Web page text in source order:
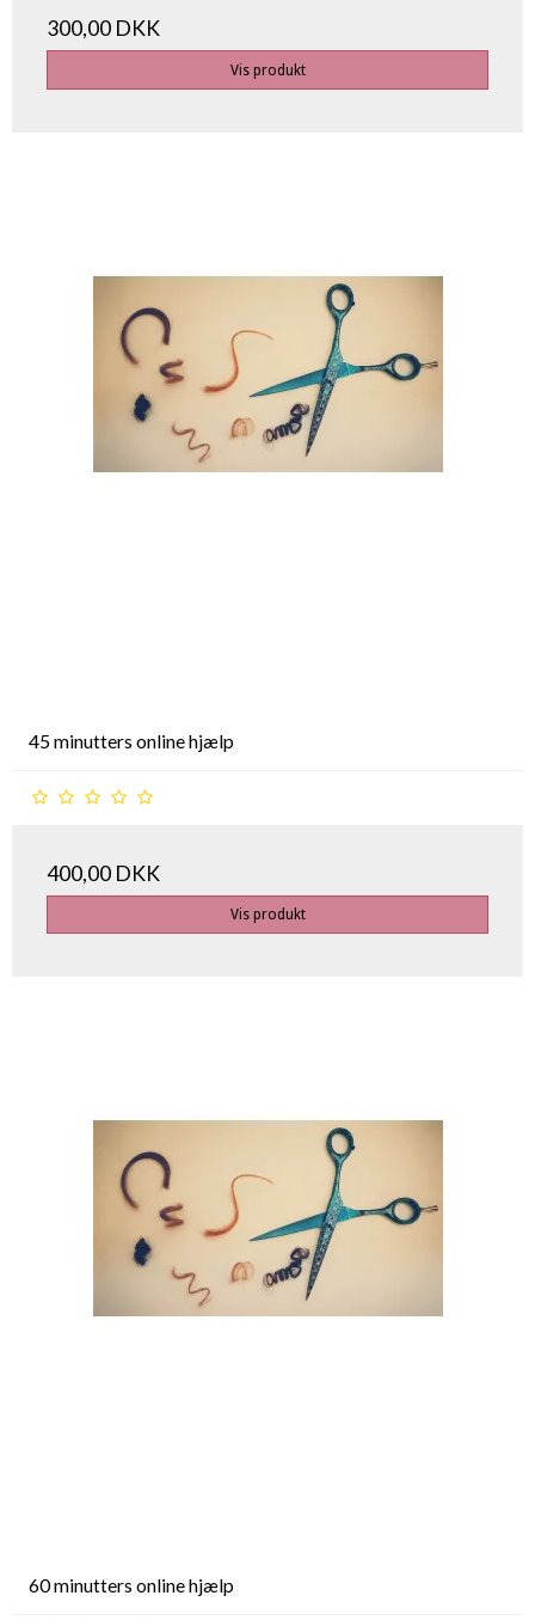
300,00 DKK
Vis produkt
45 minutters online hjælp
400,00 DKK
Vis produkt
60 minutters online hjælp